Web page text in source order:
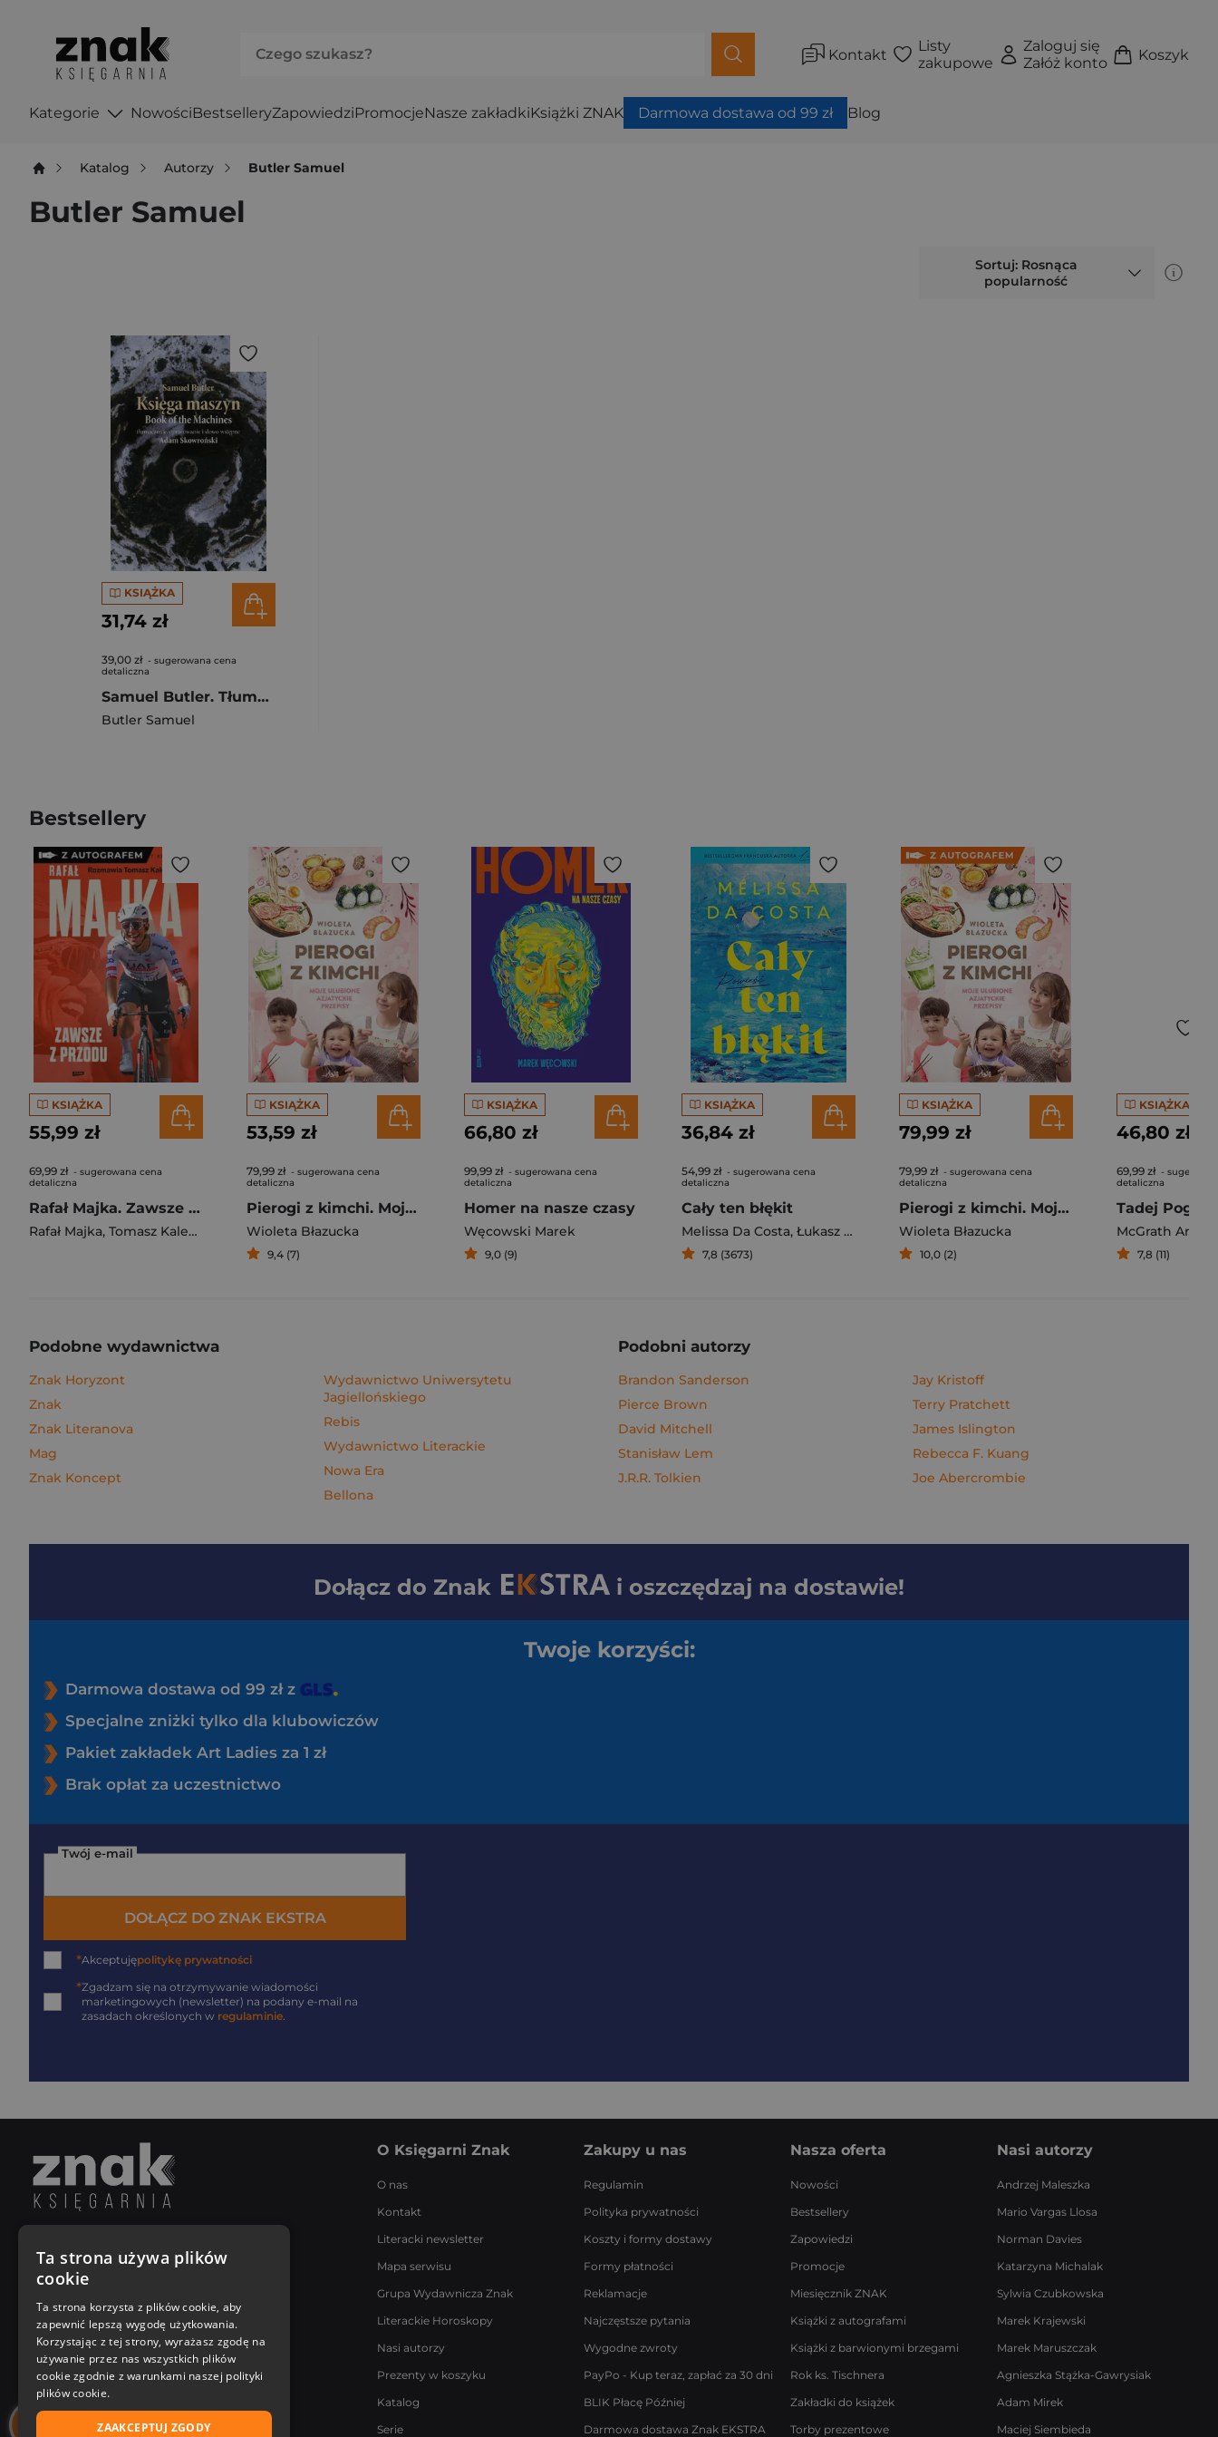
Kontakt
Listy
zakupowe
Zaloguj się
Załóż konto
Koszyk
Kategorie NowościBestselleryZapowiedziPromocjeNasze zakładkiKsiążki ZNAK Darmowa dostawa od 99 zł Blog
Katalog Autorzy Butler Samuel
Butler Samuel
Sortuj: Rosnąca
popularność
KSIĄŻKA
31,74 zł
39,00 zł - sugerowana cena
detaliczna
Samuel Butler. Tłumaczenie, opracowanie i słowo wstępne Adam Skowroński
Butler Samuel
Bestsellery
KSIĄŻKA
55,99 zł
69,99 zł - sugerowana cena
detaliczna
Rafał Majka. Zawsze z przodu. Rozmawia Tomasz Kalemba - książka z autografem
Rafał Majka, Tomasz Kalemba
KSIĄŻKA
53,59 zł
79,99 zł - sugerowana cena
detaliczna
Pierogi z kimchi. Moje ulubione azjatyckie przepisy
Wioleta Błazucka
9,4 (7)
KSIĄŻKA
66,80 zł
99,99 zł - sugerowana cena
detaliczna
Homer na nasze czasy
Węcowski Marek
9,0 (9)
KSIĄŻKA
36,84 zł
54,99 zł - sugerowana cena
detaliczna
Cały ten błękit
Melissa Da Costa, Łukasz Müller
7,8 (3673)
KSIĄŻKA
79,99 zł
79,99 zł - sugerowana cena
detaliczna
Pierogi z kimchi. Moje ulubione azjatyckie przepisy - książka z autografem
Wioleta Błazucka
10,0 (2)
KSIĄŻKA
46,80 zł
69,99 zł -
detaliczna
McGrath Andy
7,8 (11)
Podobne wydawnictwa
Znak Horyzont
Znak
Znak Literanova
Mag
Znak Koncept
Wydawnictwo Uniwersytetu
Jagiellońskiego
Rebis
Wydawnictwo Literackie
Nowa Era
Bellona
Podobni autorzy
Brandon Sanderson
Pierce Brown
David Mitchell
Stanisław Lem
J.R.R. Tolkien
Jay Kristoff
Terry Pratchett
James Islington
Rebecca F. Kuang
Joe Abercrombie
Dołącz do Znak i oszczędzaj na dostawie!
Twoje korzyści:
Darmowa dostawa od 99 zł z
Specjalne zniżki tylko dla klubowiczów
Pakiet zakładek Art Ladies za 1 zł
Brak opłat za uczestnictwo
Twój e-mail
DOŁĄCZ DO ZNAK EKSTRA
*Akceptujępolitykę prywatności
*Zgadzam się na otrzymywanie wiadomości
marketingowych (newsletter) na podany e-mail na
zasadach określonych w regulaminie.
Poniedziałek - Piątek
8:00 - 18:00
[email protected]
Bądź z nami na bieżąco
O Księgarni Znak
O nas
Kontakt
Literacki newsletter
Mapa serwisu
Grupa Wydawnicza Znak
Literackie Horoskopy
Nasi autorzy
Prezenty w koszyku
Katalog
Serie
Zakupy u nas
Regulamin
Polityka prywatności
Koszty i formy dostawy
Formy płatności
Reklamacje
Najczęstsze pytania
Wygodne zwroty
PayPo - Kup teraz, zapłać za 30 dni
BLIK Płacę Później
Darmowa dostawa Znak EKSTRA
Nasza oferta
Nowości
Bestsellery
Zapowiedzi
Promocje
Miesięcznik ZNAK
Książki z autografami
Książki z barwionymi brzegami
Rok ks. Tischnera
Zakładki do książek
Torby prezentowe
Nasi autorzy
Andrzej Maleszka
Mario Vargas Llosa
Norman Davies
Katarzyna Michalak
Sylwia Czubkowska
Marek Krajewski
Marek Maruszczak
Agnieszka Stążka-Gawrysiak
Adam Mirek
Maciej Siembieda
Ta strona używa plików
cookie
Ta strona korzysta z plików cookie, aby
zapewnić lepszą wygodę użytkowania.
Korzystając z tej strony, wyrażasz zgodę na
używanie przez nas wszystkich plików
cookie zgodnie z warunkami naszej polityki
plików cookie.
ZAAKCEPTUJ ZGODY